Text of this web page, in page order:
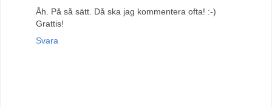
Åh. På så sätt. Då ska jag kommentera ofta! :-)
Grattis!
Svara